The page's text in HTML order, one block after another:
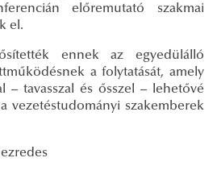
előremutató szakmai
el.
ennek az egyedülálló
a folytatását, amely
– tavasszal és ősszel – lehetővé
vezetéstudományi szakemberek